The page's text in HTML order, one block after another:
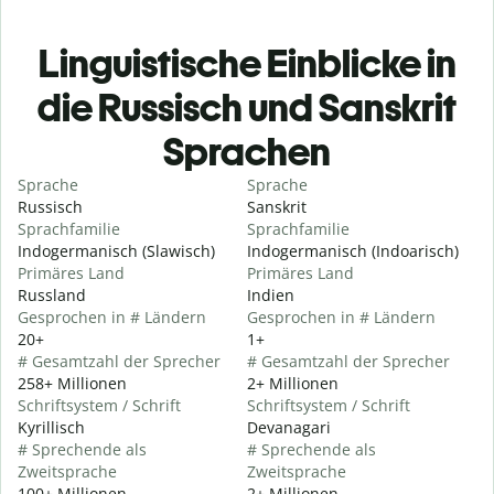
Linguistische Einblicke in
die Russisch und Sanskrit
Sprachen
Sprache
Russisch
Sprachfamilie
Indogermanisch (Slawisch)
Primäres Land
Russland
Gesprochen in # Ländern
20+
# Gesamtzahl der Sprecher
258+ Millionen
Schriftsystem / Schrift
Kyrillisch
# Sprechende als
Zweitsprache
Sprache
Sanskrit
Sprachfamilie
Indogermanisch (Indoarisch)
Primäres Land
Indien
Gesprochen in # Ländern
1+
# Gesamtzahl der Sprecher
2+ Millionen
Schriftsystem / Schrift
Devanagari
# Sprechende als
Zweitsprache